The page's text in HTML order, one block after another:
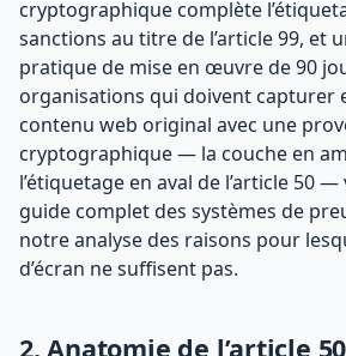
cryptographique complète
sanctions au titre de l’article 99, et
pratique de mise en œuvre de 90
organisations qui doivent capturer
contenu web original avec une
cryptographique — la couche en
l’étiquetage en aval de l’article 50
guide complet des systèmes de
notre analyse des raisons pour
d’écran ne suffisent pas.
2. Anatomie de l’article